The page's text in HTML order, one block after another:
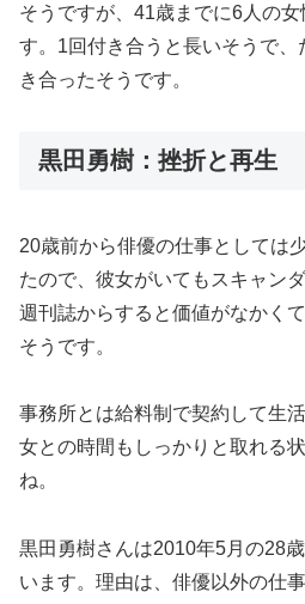
そうですが、41歳までに6人の
す。1回付き合うと長いそうで
き合ったそうです。
黒田勇樹：挫折と再生
20歳前から俳優の仕事としては
たので、彼女がいてもスキャン
週刊誌からすると価値がなかく
そうです。
事務所とは給料制で契約して生
女との時間もしっかりと取れる
ね。
黒田勇樹さんは2010年5月の28
います。理由は、俳優以外の仕